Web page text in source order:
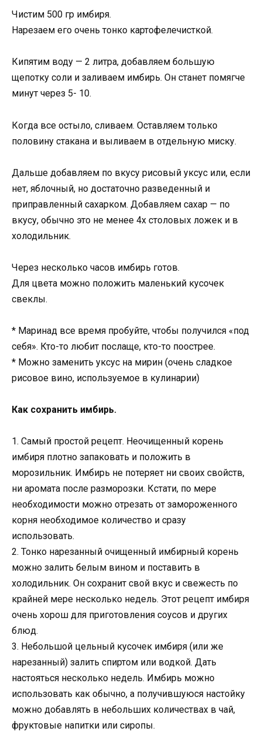
Чистим 500 гр имбиря.
Нарезаем его очень тонко картофелечисткой.
Кипятим воду — 2 литра, добавляем большую
щепотку соли и заливаем имбирь. Он станет помягче
минут через 5- 10.
Когда все остыло, сливаем. Оставляем только
половину стакана и выливаем в отдельную миску.
Дальше добавляем по вкусу рисовый уксус или, если
нет, яблочный, но достаточно разведенный и
приправленный сахарком. Добавляем сахар — по
вкусу, обычно это не менее 4х столовых ложек и в
холодильник.
Через несколько часов имбирь готов.
Для цвета можно положить маленький кусочек
свеклы.
* Маринад все время пробуйте, чтобы получился «под
себя». Кто-то любит послаще, кто-то поострее.
* Можно заменить уксус на мирин (очень сладкое
рисовое вино, используемое в кулинарии)
Как сохранить имбирь.
1. Самый простой рецепт. Неочищенный корень
имбиря плотно запаковать и положить в
морозильник. Имбирь не потеряет ни своих свойств,
ни аромата после разморозки. Кстати, по мере
необходимости можно отрезать от замороженного
корня необходимое количество и сразу
использовать.
2. Тонко нарезанный очищенный имбирный корень
можно залить белым вином и поставить в
холодильник. Он сохранит свой вкус и свежесть по
крайней мере несколько недель. Этот рецепт имбиря
очень хорош для приготовления соусов и других
блюд.
3. Небольшой цельный кусочек имбиря (или же
нарезанный) залить спиртом или водкой. Дать
настояться несколько недель. Имбирь можно
использовать как обычно, а получившуюся настойку
можно добавлять в небольших количествах в чай,
фруктовые напитки или сиропы.